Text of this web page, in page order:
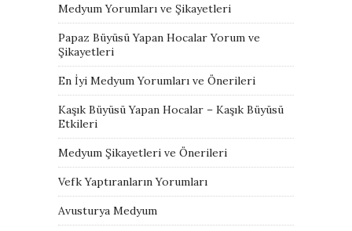
Medyum Yorumları ve Şikayetleri
Papaz Büyüsü Yapan Hocalar Yorum ve
Şikayetleri
En İyi Medyum Yorumları ve Önerileri
Kaşık Büyüsü Yapan Hocalar – Kaşık Büyüsü
Etkileri
Medyum Şikayetleri ve Önerileri
Vefk Yaptıranların Yorumları
Avusturya Medyum